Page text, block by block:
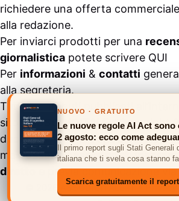
richiedere una offerta
alla redazione.
Per inviarci prodotti per una
giornalistica potete scrivere QUI
Per informazioni & contatti
alla segreteria.
Tutti i contenuti pubblicati
sito #ASSODIGITALE.“Copyright
duplicabili e/o riproducibili in
ma possono essere citati
diretto
e previa comunicazione via
© 2026 ASSODIGITALE.IT•Privacy
NUOVO · GRATUITO
Le nuove regole AI Act
2 agosto: ecco come
Il primo report sugli Stati Generali
italiana che ti svela cosa stanno
Scarica gratuitamente il